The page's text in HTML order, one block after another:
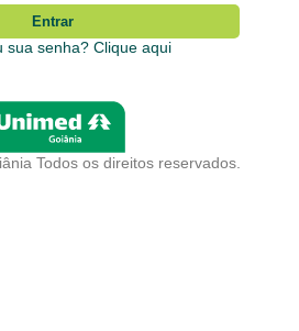
Entrar
sua senha? Clique aqui
Todos os direitos reservados.